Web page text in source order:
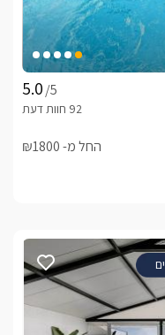
/5
החל מ- ₪1800